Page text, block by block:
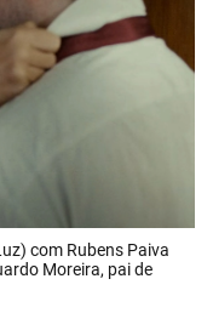
com Rubens Paiva
Moreira, pai de